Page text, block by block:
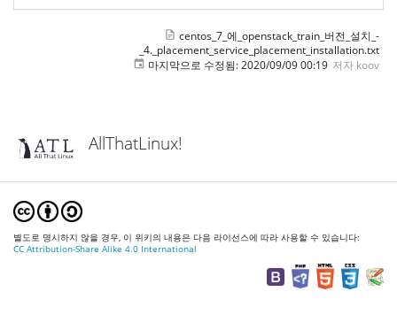
centos_7_에_openstack_train_버전_설치_-
_4._placement_service_placement_installation.txt
마지막으로 수정됨:2020/09/09 00:19 저자 koov
AllThatLinux!
별도로 명시하지 않을 경우, 이 위키의 내용은 다음 라이선스에 따라 사용할 수 있습니다:
CC Attribution-Share Alike 4.0 International